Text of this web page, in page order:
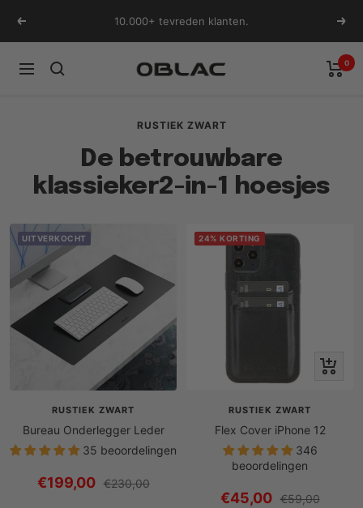
naarVorige 10.000+ tevreden klanten.
Navigatie Oblac 0
RUSTIEK ZWART
De betrouwbare
klassieker2-in-1 hoesjes
UITVERKOCHT
RUSTIEK ZWART
Bureau Onderlegger Leder
35 beoordelingen
Prijs
€199,00 Reguliere
€230,00
24% KORTING
Snel
RUSTIEK ZWART
Flex Cover iPhone 12
346
beoordelingen
Prijs
€45,00 Reguliere
€59,00